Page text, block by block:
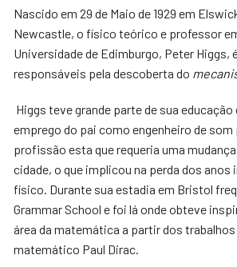
Nascido em 29 de Maio de 1929 em
Newcastle, o físico teórico e professor
Universidade de Edimburgo, Peter Higgs,
responsáveis pela descoberta do
Higgs teve grande parte de sua
emprego do pai como engenheiro de som
profissão esta que requeria uma
cidade, o que implicou na perda dos anos
físico. Durante sua estadia em Bristol
Grammar School e foi lá onde obteve
área da matemática a partir dos
matemático Paul Dirac.